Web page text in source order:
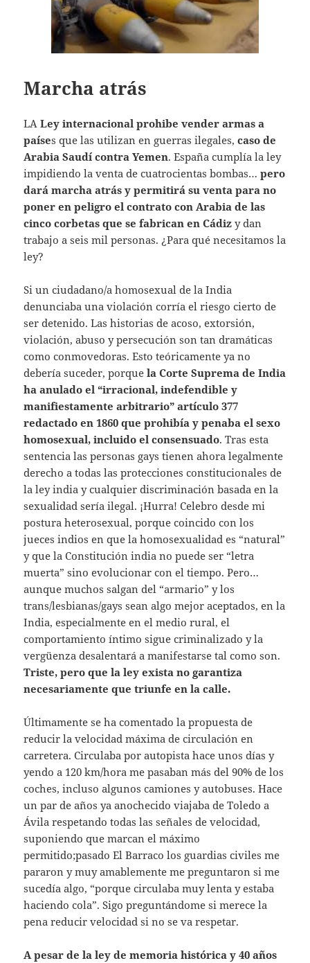
Marcha atrás
LALey internacional prohibe vender armas a
países que las utilizan en guerras ilegales, caso de
Arabia Saudí contra Yemen. España cumplía la ley
impidiendo la venta de cuatrocientas bombas…pero
dará marcha atrás y permitirá su venta para no
poner en peligro el contrato con Arabia de las
cinco corbetas que se fabrican en Cádiz y dan
trabajo a seis mil personas. ¿Para qué necesitamos la
ley?
Si un ciudadano/a homosexual de la India
denunciaba una violación corría el riesgo cierto de
ser detenido. Las historias de acoso, extorsión,
violación, abuso y persecución son tan dramáticas
como conmovedoras. Esto teóricamente ya no
debería suceder, porquela Corte Suprema de India
ha anulado el “irracional, indefendible y
manifiestamente arbitrario” artículo 377
redactado en 1860 que prohibía y penaba el sexo
homosexual, incluido el consensuado. Tras esta
sentencia las personas gays tienen ahora legalmente
derecho a todas las protecciones constitucionales de
la ley india y cualquier discriminación basada en la
sexualidad sería ilegal. ¡Hurra! Celebro desde mi
postura heterosexual, porque coincido con los
jueces indios en que la homosexualidad es “natural”
y que la Constitución india no puede ser “letra
muerta” sino evolucionar con el tiempo. Pero…
aunque muchos salgan del “armario” y los
trans/lesbianas/gays sean algo mejor aceptados, en la
India, especialmente en el medio rural, el
comportamiento íntimo sigue criminalizado y la
vergüenza desalentará a manifestarse tal como son.
Triste, pero que la ley exista no garantiza
necesariamente que triunfe en la calle.
Últimamente se ha comentado la propuesta de
reducir la velocidad máxima de circulación en
carretera. Circulaba por autopista hace unos días y
yendo a 120 km/hora me pasaban más del 90% de los
coches, incluso algunos camiones y autobuses. Hace
un par de años ya anochecido viajaba de Toledo a
Ávila respetando todas las señales de velocidad,
suponiendo que marcan el máximo
permitido;pasado El Barraco los guardias civiles me
pararon y muy amablemente me preguntaron si me
sucedía algo, “porque circulaba muy lenta y estaba
haciendo cola”. Sigo preguntándome si merece la
pena reducir velocidad si no se va respetar.
A pesar de la ley de memoria histórica y 40 años